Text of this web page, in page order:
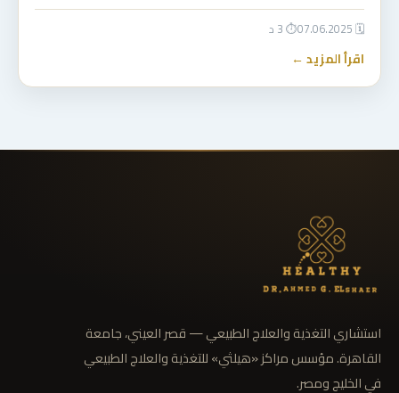
🗓 07.06.2025 ⏱ 3 د
اقرأ المزيد ←
استشاري التغذية والعلاج الطبيعي — قصر العيني، جامعة
القاهرة. مؤسس مراكز «هيلثي» للتغذية والعلاج الطبيعي
في الخليج ومصر.